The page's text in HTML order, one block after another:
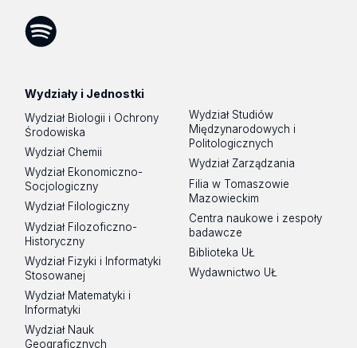
Wydziały i Jednostki
Wydział Biologii i Ochrony
Środowiska
Wydział Chemii
Wydział Ekonomiczno-
Socjologiczny
Wydział Filologiczny
Wydział Filozoficzno-
Historyczny
Wydział Fizyki i Informatyki
Stosowanej
Wydział Matematyki i
Informatyki
Wydział Nauk
Geograficznych
Wydział Studiów
Międzynarodowych i
Politologicznych
Wydział Zarządzania
Filia w Tomaszowie
Mazowieckim
Centra naukowe i zespoły
badawcze
Biblioteka UŁ
Wydawnictwo UŁ